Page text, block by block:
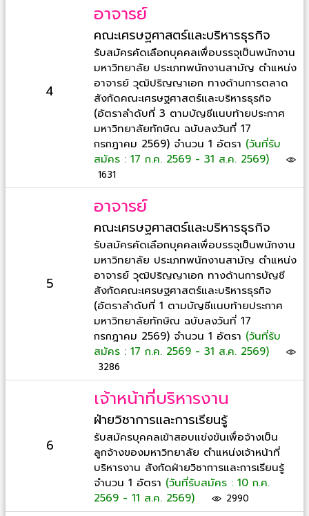
4
อาจารย์
คณะเศรษฐศาสตร์และบริหารธุรกิจ
รับสมัครคัดเลือกบุคคลเพื่อบรรจุเป็นพนักงาน
มหาวิทยาลัย ประเภทพนักงานสามัญ ตำแหน่ง
อาจารย์ วุฒิปริญญาเอก ทางด้านการตลาด
สังกัดคณะเศรษฐศาสตร์และบริหารธุรกิจ
(อัตราลำดับที่ 3 ตามบัญชีแนบท้ายประกาศ
มหาวิทยาลัยทักษิณ ฉบับลงวันที่ 17
กรกฎาคม 2569) จำนวน 1 อัตรา (วันที่รับ
สมัคร : 17 ก.ค. 2569 - 31 ส.ค. 2569)
1631
5
อาจารย์
คณะเศรษฐศาสตร์และบริหารธุรกิจ
รับสมัครคัดเลือกบุคคลเพื่อบรรจุเป็นพนักงาน
มหาวิทยาลัย ประเภทพนักงานสามัญ ตำแหน่ง
อาจารย์ วุฒิปริญญาเอก ทางด้านการบัญชี
สังกัดคณะเศรษฐศาสตร์และบริหารธุรกิจ
(อัตราลำดับที่ 1 ตามบัญชีแนบท้ายประกาศ
มหาวิทยาลัยทักษิณ ฉบับลงวันที่ 17
กรกฎาคม 2569) จำนวน 1 อัตรา (วันที่รับ
สมัคร : 17 ก.ค. 2569 - 31 ส.ค. 2569)
3286
6
เจ้าหน้าที่บริหารงาน
ฝ่ายวิชาการและการเรียนรู้
รับสมัครบุคคลเข้าสอบแข่งขันเพื่อจ้างเป็น
ลูกจ้างของมหาวิทยาลัย ตำแหน่งเจ้าหน้าที่
บริหารงาน สังกัดฝ่ายวิชาการและการเรียนรู้
จำนวน 1 อัตรา (วันที่รับสมัคร : 10 ก.ค.
2569 - 11 ส.ค. 2569)
2990